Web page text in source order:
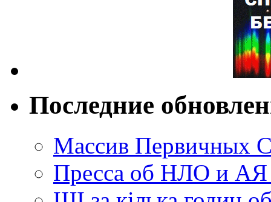
Последние
Массив Первичных
Пресса об НЛО и